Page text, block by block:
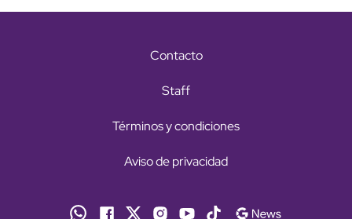
Contacto
Staff
Términos y condiciones
Aviso de privacidad